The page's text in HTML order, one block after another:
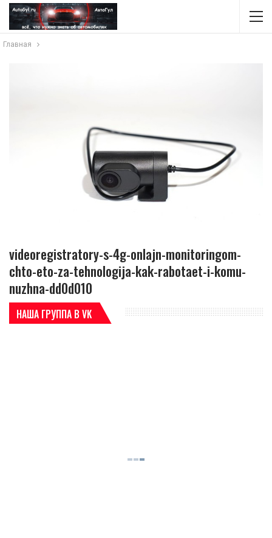
Главная
videoregistratory-s-4g-onlajn-monitoringom-
chto-eto-za-tehnologija-kak-rabotaet-i-komu-
nuzhna-dd0d010
НАША ГРУППА В VK